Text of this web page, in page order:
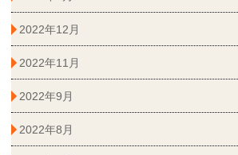
2022年12月
2022年11月
2022年9月
2022年8月